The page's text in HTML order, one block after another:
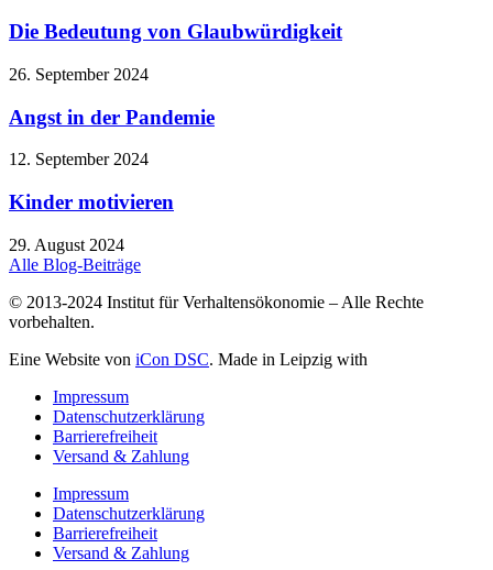
Die Bedeutung von Glaubwürdigkeit
26. September 2024
Angst in der Pandemie
12. September 2024
Kinder motivieren
29. August 2024
Alle Blog-Beiträge
© 2013-2024 Institut für Verhaltensökonomie – Alle Rechte
vorbehalten.
Eine Website von iCon DSC. Made in Leipzig with
Impressum
Datenschutzerklärung
Barrierefreiheit
Versand & Zahlung
Impressum
Datenschutzerklärung
Barrierefreiheit
Versand & Zahlung